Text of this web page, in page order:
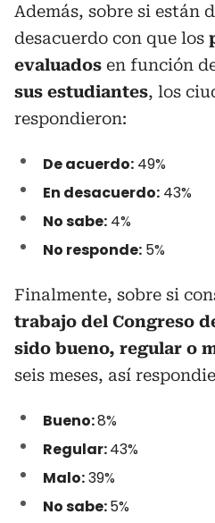
Además, sobre si están
desacuerdo con que los
evaluados en función
sus estudiantes, los
respondieron:
De acuerdo: 49%
En desacuerdo: 43%
No sabe: 4%
No responde: 5%
Finalmente, sobre si
trabajo del Congreso
sido bueno, regular o
seis meses, así
Bueno:8%
Regular:43%
Malo:39%
No sabe:5%